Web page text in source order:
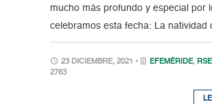
mucho más profundo y especial por
celebramos esta fecha: La natividad
23 DICIEMBRE, 2021 • EFEMÉRIDE, RSE
2763